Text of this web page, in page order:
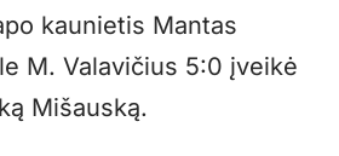
kaunietis Mantas
M. Valavičius 5:0 įveikė
Mišauską.